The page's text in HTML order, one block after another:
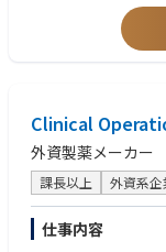
・担当領域における
Clinical
外資製薬メーカー
課長以上 外資系企
仕事内容